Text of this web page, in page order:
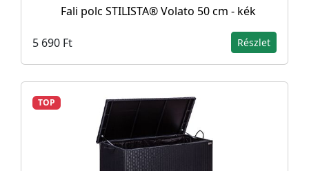
Fali polc STILISTA® Volato 50 cm - kék
5 690 Ft Részlet
TOP